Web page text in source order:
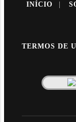
INÍCIO
TERMOS DE